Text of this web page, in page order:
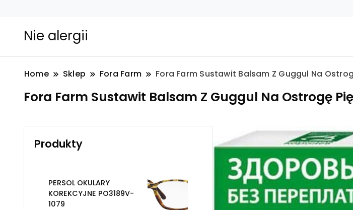
Nie alergii
Home Sklep Fora Farm Fora Farm Sustawit Balsam Z Guggul Na
Fora Farm Sustawit Balsam Z Guggul Na Ostrogę
Produkty
PERSOL OKULARY
KOREKCYJNE PO3189V-
1079